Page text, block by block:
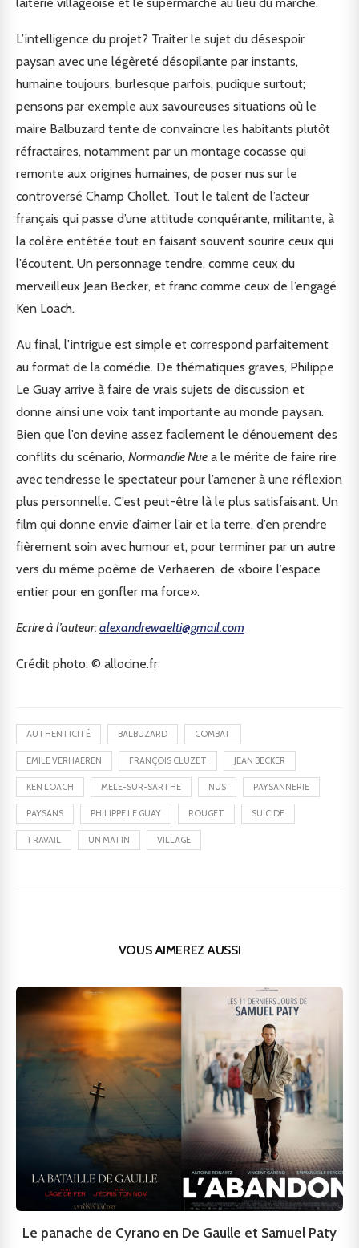
L’intelligence du projet? Traiter le sujet du désespoir
paysan avec une légèreté désopilante par instants,
humaine toujours, burlesque parfois, pudique surtout;
pensons par exemple aux savoureuses situations où le
maire Balbuzard tente de convaincre les habitants plutôt
réfractaires, notamment par un montage cocasse qui
remonte aux origines humaines, de poser nus sur le
controversé Champ Chollet. Tout le talent de l’acteur
français qui passe d’une attitude conquérante, militante, à
la colère entêtée tout en faisant souvent sourire ceux qui
l’écoutent. Un personnage tendre, comme ceux du
merveilleux Jean Becker, et franc comme ceux de l’engagé
Ken Loach.
Au final, l’intrigue est simple et correspond parfaitement
au format de la comédie. De thématiques graves, Philippe
Le Guay arrive à faire de vrais sujets de discussion et
donne ainsi une voix tant importante au monde paysan.
Bien que l’on devine assez facilement le dénouement des
conflits du scénario, Normandie Nue a le mérite de faire rire
avec tendresse le spectateur pour l’amener à une réflexion
plus personnelle. C’est peut-être là le plus satisfaisant. Un
film qui donne envie d’aimer l’air et la terre, d’en prendre
fièrement soin avec humour et, pour terminer par un autre
vers du même poème de Verhaeren, de «boire l’espace
entier pour en gonfler ma force».
Ecrire à l’auteur:alexandrewaelti@gmail.com
Crédit photo: © allocine.fr
AUTHENTICITÉ BALBUZARD COMBAT
EMILE VERHAEREN FRANÇOIS CLUZET JEAN BECKER
KEN LOACH MELE-SUR-SARTHE NUS PAYSANNERIE
PAYSANS PHILIPPE LE GUAY ROUGET SUICIDE
TRAVAIL UN MATIN VILLAGE
VOUS AIMEREZ AUSSI
Le panache de Cyrano en De Gaulle et Samuel Paty